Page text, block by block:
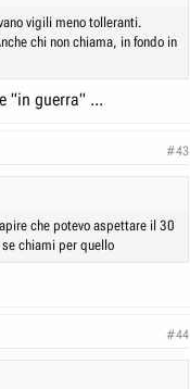
vigili meno tolleranti.
chi non chiama, in fondo in
"in guerra" ...
#43
che potevo aspettare il 30
chiami per quello
#44